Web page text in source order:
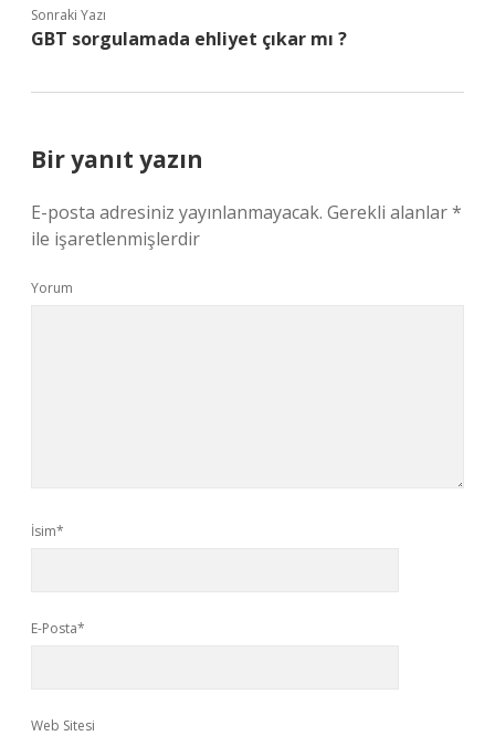
Sonraki Yazı
GBT sorgulamada ehliyet çıkar mı ?
Bir yanıt yazın
E-posta adresiniz yayınlanmayacak. Gerekli alanlar*
ile işaretlenmişlerdir
Yorum
İsim*
E-Posta*
Web Sitesi